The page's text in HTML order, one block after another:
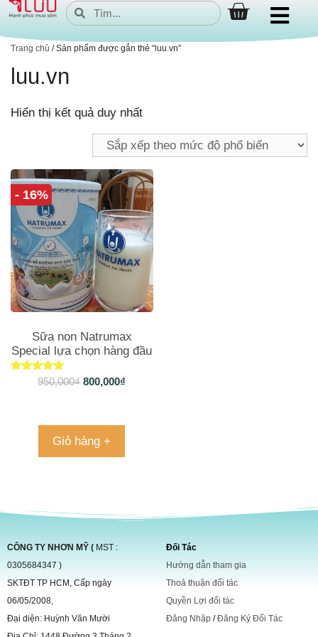
Trang chủ / Sản phẩm được gắn thẻ “luu.vn”
luu.vn
Hiển thị kết quả duy nhất
- 16%
Sữa non Natrumax
Special lựa chọn hàng đầu
cho sức khỏe 800gr
Được xếp
950,000₫ 800,000₫
Giỏ hàng +
CÔNG TY NHƠN MỸ ( MST :
0305684347 )
SKTĐT TP HCM, Cấp ngày
06/05/2008,
Đại diện: Huỳnh Văn Mười
Đối Tác
Hướng dẫn tham gia
Thoả thuận đối tác
Quyền Lợi đối tác
Đăng Nhập /Đăng Ký Đối Tác